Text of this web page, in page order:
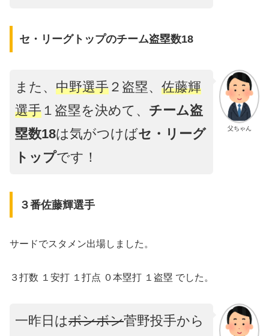
セ・リーグトップのチーム盗塁数18
父ちゃん
また、 中野選手 ２盗塁、 佐藤輝
選手 １盗塁を決めて、 チーム盗
塁数18は気がつけばセ・リーグ
トップです！
３番佐藤輝選手
サードでスタメン出場しました。
３打数 １安打 １打点 ０本塁打 １盗塁 でした。
一昨日はボンボン菅野投手から